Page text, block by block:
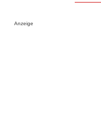
Anzeige